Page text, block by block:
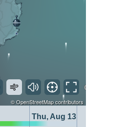
©OpenStreetMapcontributors
Thu, Aug 13